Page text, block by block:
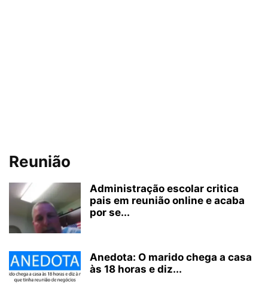
Reunião
Administração escolar critica
pais em reunião online e acaba
por se...
Anedota: O marido chega a casa
às 18 horas e diz...